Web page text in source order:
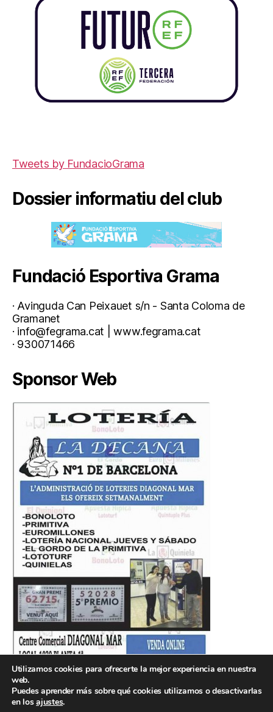
Tweets by FundacioGrama
Dossier informatiu del club
Fundació Esportiva Grama
· Avinguda Can Peixauet s/n - Santa Coloma de
Gramanet
· info@fegrama.cat | www.fegrama.cat
· 930071466
Sponsor Web
Utilizamos cookies para ofrecerte la mejor experiencia en nuestra
web.
Puedes aprender más sobre qué cookies utilizamos o desactivarlas
en losajustes.